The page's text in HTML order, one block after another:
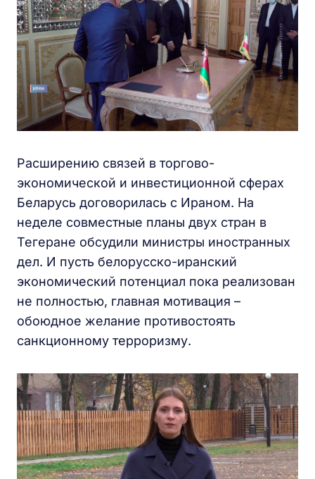
Расширению связей в торгово-
экономической и инвестиционной сферах
Беларусь договорилась с Ираном. На
неделе совместные планы двух стран в
Тегеране обсудили министры иностранных
дел. И пусть белорусско-иранский
экономический потенциал пока реализован
не полностью, главная мотивация –
обоюдное желание противостоять
санкционному терроризму.